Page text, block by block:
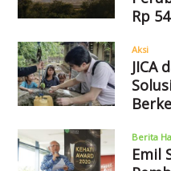
Rp
Aksi
JICA
Berita
Emil